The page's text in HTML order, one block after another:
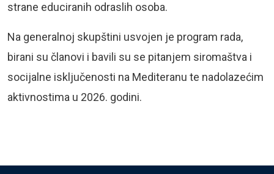
strane educiranih odraslih osoba.
Na generalnoj skupštini usvojen je program rada,
birani su članovi i bavili su se pitanjem siromaštva i
socijalne isključenosti na Mediteranu te nadolazećim
aktivnostima u 2026. godini.